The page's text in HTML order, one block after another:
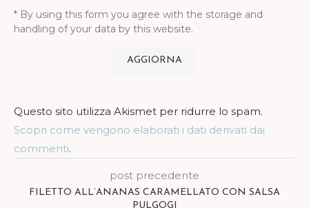
* By using this form you agree with the storage and
handling of your data by this website.
Questo sito utilizza Akismet per ridurre lo spam.
Scopri come vengono elaborati i dati derivati dai
commenti.
post precedente
FILETTO ALL’ANANAS CARAMELLATO CON SALSA
PULGOGI